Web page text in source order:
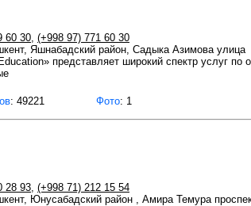
60 30, (+998 97) 771 60 30
Яшнабадский район, Садыка Азимова улица
представляет широкий спектр услуг
: 49221 Фото: 1
28 93, (+998 71) 212 15 54
Юнусабадский район , Амира Темура